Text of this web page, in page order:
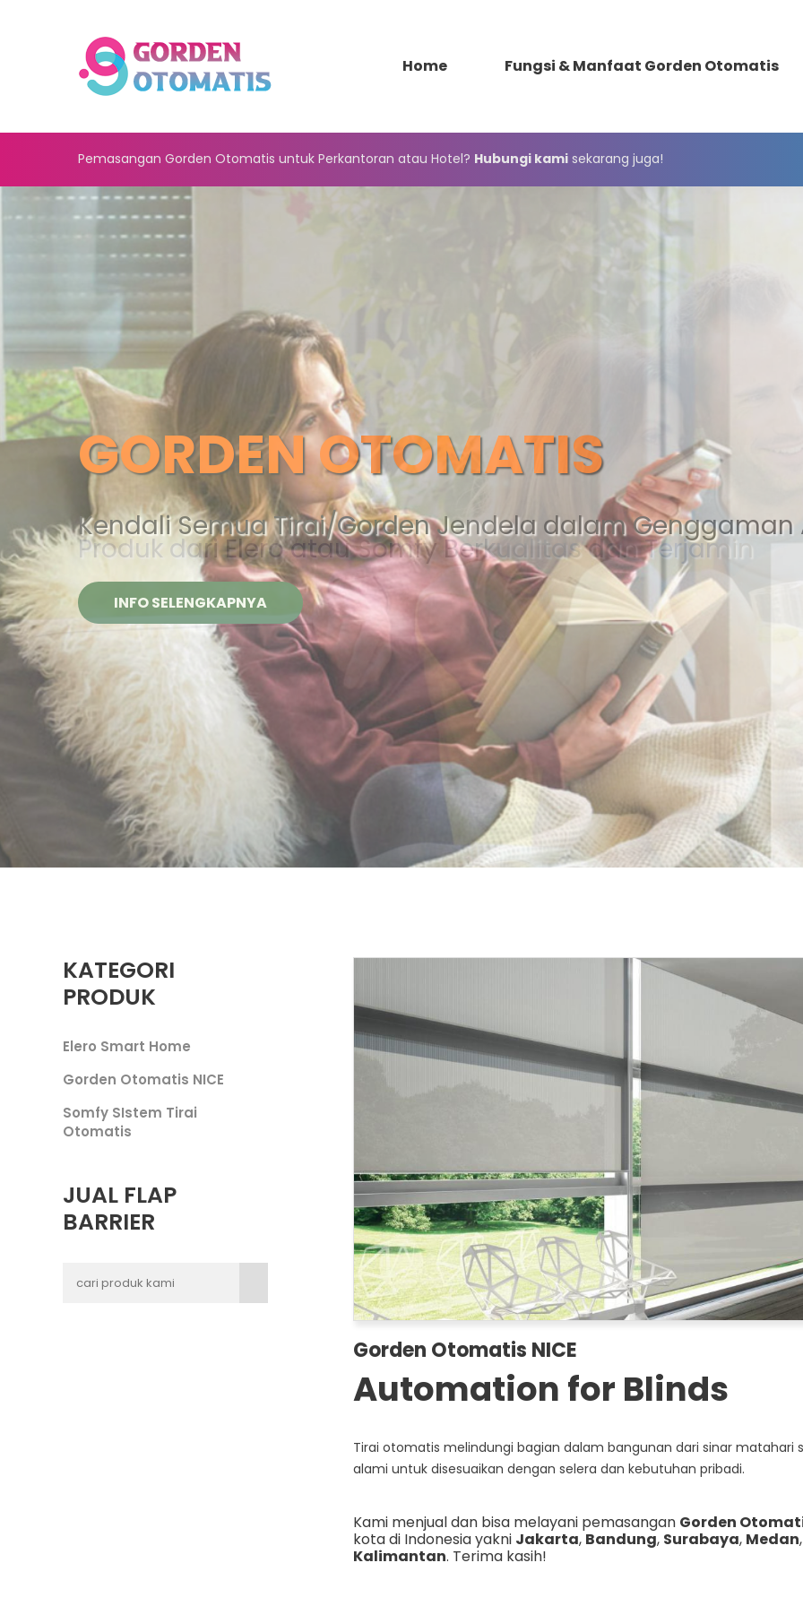
Home Fungsi & Manfaat Gorden Otomatis
Pemasangan Gorden Otomatis untuk Perkantoran atau Hotel? Hubungi kami sekarang juga!
KENYAMANAN SISTEM
OTOMATIS
Produk dari Elero atau Somfy Berkualitas dan Terjamin
INFO SELENGKAPNYA
KATEGORI
PRODUK
Elero Smart Home
Gorden Otomatis NICE
Somfy SIstem Tirai
Otomatis
JUAL FLAP
BARRIER
Gorden Otomatis NICE
Automation for Blinds
Tirai otomatis melindungi bagian dalam bangunan dari sinar
alami untuk disesuaikan dengan selera dan kebutuhan pribadi.
Kami menjual dan bisa melayani pemasangan Gorden
kota di Indonesia yakni Jakarta, Bandung, Surabaya, Medan
Kalimantan. Terima kasih!